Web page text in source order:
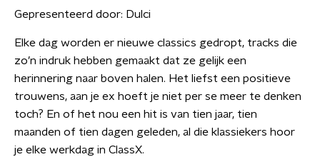
Gepresenteerd door: Dulci
Elke dag worden er nieuwe classics gedropt, tracks die
zo’n indruk hebben gemaakt dat ze gelijk een
herinnering naar boven halen. Het liefst een positieve
trouwens, aan je ex hoeft je niet per se meer te denken
toch? En of het nou een hit is van tien jaar, tien
maanden of tien dagen geleden, al die klassiekers hoor
je elke werkdag in ClassX.